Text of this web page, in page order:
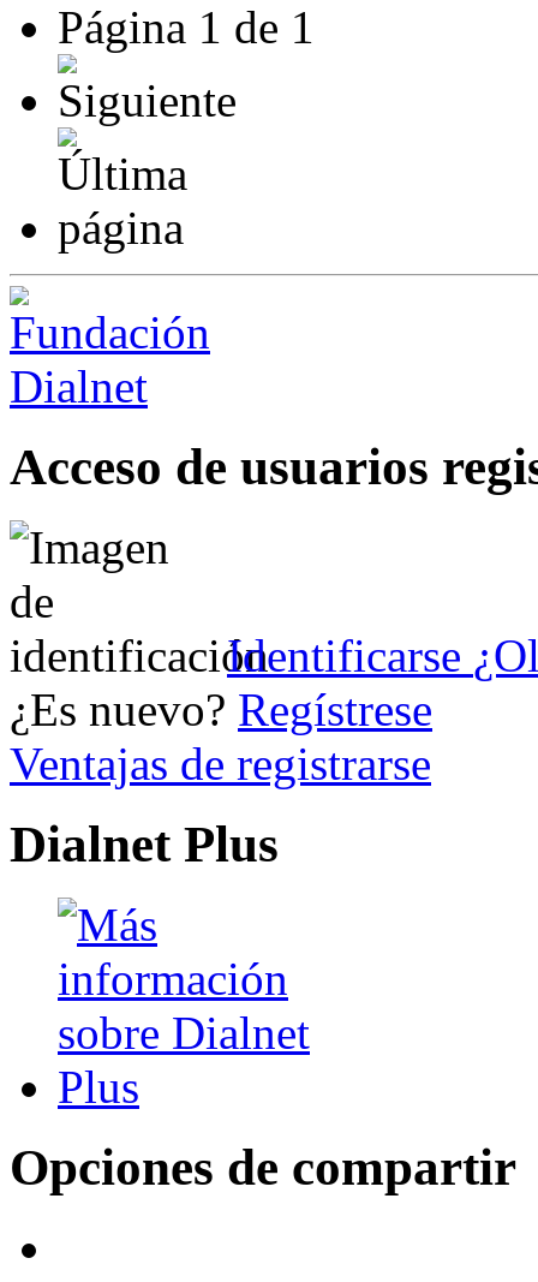
Página 1 de 1
Acceso de usuarios
Identificarse
¿Es nuevo? Regístrese
Ventajas de registrarse
Dialnet Plus
Opciones de compartir